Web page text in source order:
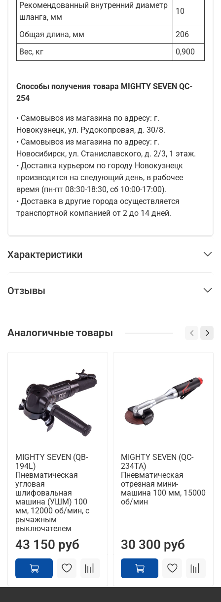
Рекомендованный внутренний диаметр
шланга, мм
10
Общая длина, мм
206
Вес, кг
0,900
Способы получения товара MIGHTY SEVEN QC-
254
• Самовывоз из магазина по адресу: г.
Новокузнецк, ул. Рудокопровая, д. 30/8.
• Самовывоз из магазина по адресу: г.
Новосибирск, ул. Станиславского, д. 2/3, 1 этаж.
• Доставка курьером по городу Новокузнецк
производится на следующий день, в рабочее
время (пн-пт 08:30-18:30, сб 10:00-17:00).
• Доставка в другие города осуществляется
транспортной компанией от 2 до 14 дней.
Характеристики
Отзывы
Аналогичные товары
MIGHTY SEVEN (QB-
194L)
Пневматическая
угловая
шлифовальная
машина (УШМ) 100
мм, 12000 об/мин, с
рычажным
выключателем
43 150 руб
MIGHTY SEVEN (QC-
234TA)
Пневматическая
отрезная мини-
машина 100 мм, 15000
об/мин
30 300 руб